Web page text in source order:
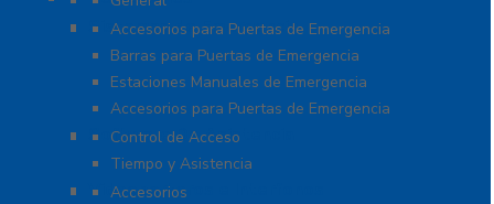
Sistemas de Emergencia
Accesorios para Puertas de Emergencia
Barras para Puertas de Emergencia
Estaciones Manuales de Emergencia
Accesorios para Puertas de Emergencia
Software De Asistencia
Control de Acceso
Tiempo y Asistencia
Videoporteros e Interfonos
Accesorios